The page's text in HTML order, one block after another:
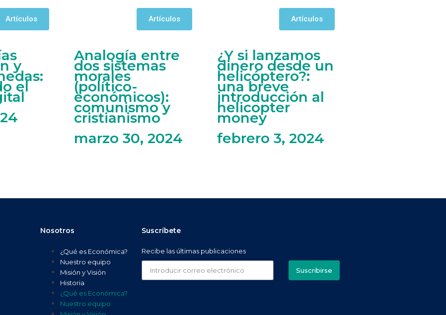
Artículos
y
el
Artículos
Analogía entre
dos sistemas
morales
(político-
económicos):
comunismo y
cristianismo
marzo 30, 2024
Artículos
¿Y si lanzamos
dinero desde un
helicóptero?:
una breve
introducción al
helicopter
money
febrero 3, 2024
Nosotros
¿Qué es Económica?
Nuestro equipo
Misión y Visión
Historia
¿Qué es Económica?
Nuestro equipo
Suscríbete
Recibe las últimas publicaciones
Suscribirse